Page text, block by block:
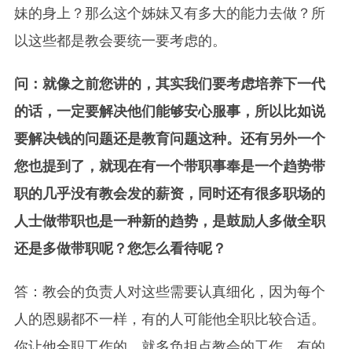
妹的身上？那么这个姊妹又有多大的能力去做？所
以这些都是教会要统一要考虑的。
问：就像之前您讲的，其实我们要考虑培养下一代
的话，一定要解决他们能够安心服事，所以比如说
要解决钱的问题还是教育问题这种。还有另外一个
您也提到了，就现在有一个带职事奉是一个趋势带
职的几乎没有教会发的薪资，同时还有很多职场的
人士做带职也是一种新的趋势，是鼓励人多做全职
还是多做带职呢？您怎么看待呢？
答：教会的负责人对这些需要认真细化，因为每个
人的恩赐都不一样，有的人可能他全职比较合适。